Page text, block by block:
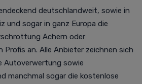
deutschlandweit, sowie in
und sogar in ganz Europa die
Achern oder
an. Alle Anbieter zeichnen sich
Autoverwertung sowie
manchmal sogar die kostenlose